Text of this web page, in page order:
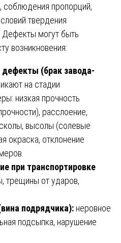
соблюдения пропорций,
твердения
Дефекты могут быть
возникновения:
(брак завода-
на стадии
низкая прочность
расслоение,
высолы (солевые
окраска, отклонение
при транспортировке
трещины от ударов,
подрядчика): неровное
подсыпка, нарушение